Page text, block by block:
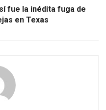
fue la inédita fuga de
en Texas